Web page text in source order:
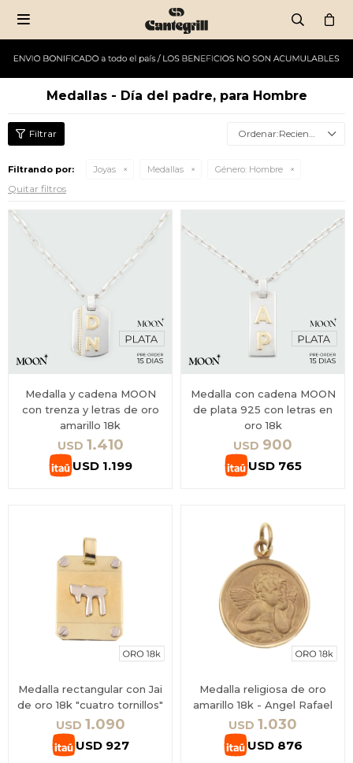

Medallas - Día del padre, para Hombre
Recientes
Filtrando por: Joyas Medallas Género: Hombre
Quitar filtros
Medalla y cadena MOON
con trenza y letras de oro
amarillo 18k
USD 1.410
USD 1.199
Medalla con cadena MOON
de plata 925 con letras en
oro 18k
USD 900
USD 765
Medalla rectangular con Jai
de oro 18k "cuatro tornillos"
USD 1.090
USD 927
Medalla religiosa de oro
amarillo 18k - Angel Rafael
USD 1.030
USD 876